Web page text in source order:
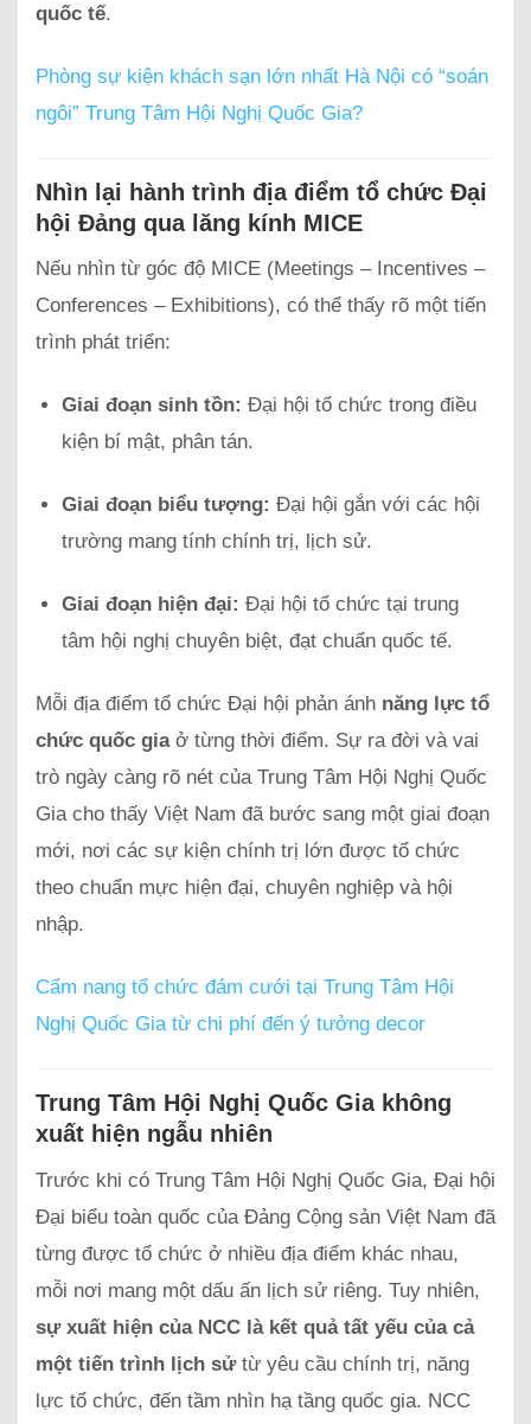
quốc tế.
Phòng sự kiện khách sạn lớn nhất Hà Nội có “soán
ngôi” Trung Tâm Hội Nghị Quốc Gia?
Nhìn lại hành trình địa điểm tổ chức Đại
hội Đảng qua lăng kính MICE
Nếu nhìn từ góc độ MICE (Meetings – Incentives –
Conferences – Exhibitions), có thể thấy rõ một tiến
trình phát triển:
Giai đoạn sinh tồn: Đại hội tổ chức trong điều
kiện bí mật, phân tán.
Giai đoạn biểu tượng: Đại hội gắn với các hội
trường mang tính chính trị, lịch sử.
Giai đoạn hiện đại: Đại hội tổ chức tại trung
tâm hội nghị chuyên biệt, đạt chuẩn quốc tế.
Mỗi địa điểm tổ chức Đại hội phản ánh năng lực tổ
chức quốc giaở từng thời điểm. Sự ra đời và vai
trò ngày càng rõ nét của Trung Tâm Hội Nghị Quốc
Gia cho thấy Việt Nam đã bước sang một giai đoạn
mới, nơi các sự kiện chính trị lớn được tổ chức
theo chuẩn mực hiện đại, chuyên nghiệp và hội
nhập.
Cẩm nang tổ chức đám cưới tại Trung Tâm Hội
Nghị Quốc Gia từ chi phí đến ý tưởng decor
Trung Tâm Hội Nghị Quốc Gia không
xuất hiện ngẫu nhiên
Trước khi có Trung Tâm Hội Nghị Quốc Gia, Đại hội
Đại biểu toàn quốc của Đảng Cộng sản Việt Nam đã
từng được tổ chức ở nhiều địa điểm khác nhau,
mỗi nơi mang một dấu ấn lịch sử riêng. Tuy nhiên,
sự xuất hiện của NCC là kết quả tất yếu của cả
một tiến trình lịch sửtừ yêu cầu chính trị, năng
lực tổ chức, đến tầm nhìn hạ tầng quốc gia. NCC